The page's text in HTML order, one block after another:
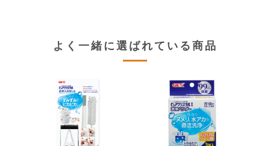
よく一緒に選ばれている商品